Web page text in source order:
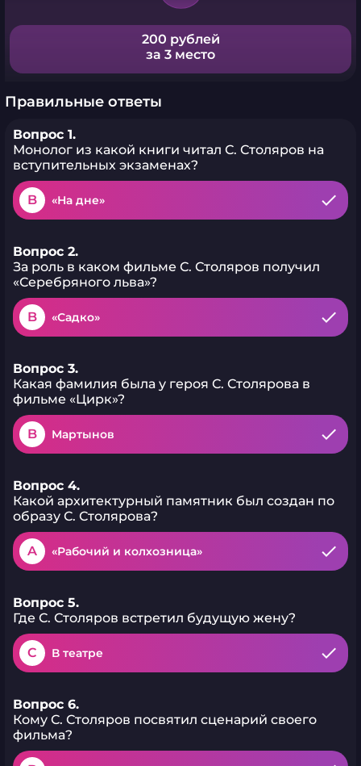
200 рублей
за 3 место
Правильные ответы
Вопрос 1.
Монолог из какой книги читал С. Столяров на
вступительных экзаменах?
B «На дне»
Вопрос 2.
За роль в каком фильме С. Столяров получил
«Серебряного льва»?
B «Садко»
Вопрос 3.
Какая фамилия была у героя С. Столярова в
фильме «Цирк»?
B Мартынов
Вопрос 4.
Какой архитектурный памятник был создан по
образу С. Столярова?
A «Рабочий и колхозница»
Вопрос 5.
Где С. Столяров встретил будущую жену?
C В театре
Вопрос 6.
Кому С. Столяров посвятил сценарий своего
фильма?